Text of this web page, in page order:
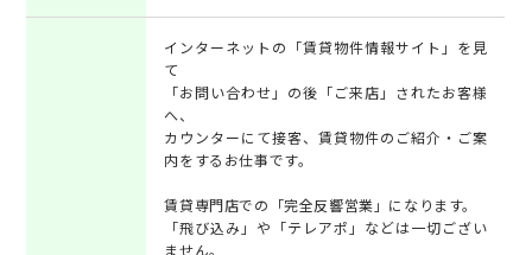
インターネットの「賃貸物件情報サイト」を見
て
「お問い合わせ」の後「ご来店」されたお客様
へ、
カウンターにて接客、賃貸物件のご紹介・ご案
内をするお仕事です。
賃貸専門店での「完全反響営業」になります。
「飛び込み」や「テレアポ」などは一切ござい
ません。